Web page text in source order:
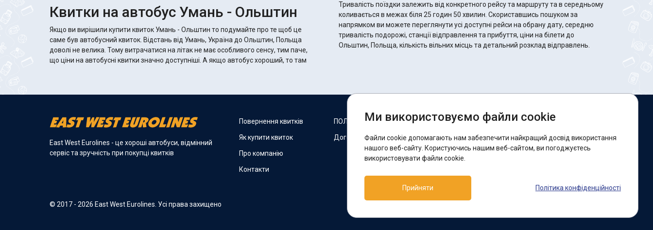
Квитки на автобус Умань - Ольштин
Якщо ви вирішили купити квиток Умань - Ольштин то подумайте про те щоб це
саме був автобусний квиток. Відстань від Умань, Україна до Ольштин, Польща
доволі не велика. Тому витрачатися на літак не має особливого сенсу, тим паче,
що ціни на автобусні квитки значно доступніші. А якщо автобус хороший, то там
Тривалість поїздки залежить від конкретного рейсу та маршруту та в середньому
коливається в межах біля 25 годин 50 хвилин. Скориставшись пошуком за
напрямком ви можете переглянути усі доступні рейси на обрану дату, середню
тривалість подорожі, станції відправлення та прибуття, ціни на білети до
Ольштин, Польща, кількість вільних місць та детальний розклад відправлень.
East West Eurolines - це хороші автобуси, відмінний
сервіс та зручність при покупці квитків
© 2017 - 2026 East West Eurolines. Усі права захищено
Повернення квитків
Як купити квиток
Про компанію
Контакти
ПОЛІТИКА COOKIES
Договір оферти
Ми в соцмережах:
Facebook
Підтримка:
Telegram-бот
Ми використовуємо файли cookie
Файли cookie допомагають нам забезпечити найкращий досвід використання
нашого веб-сайту. Користуючись нашим веб-сайтом, ви погоджуєтесь
використовувати файли cookie.
Прийняти Політика конфіденційності